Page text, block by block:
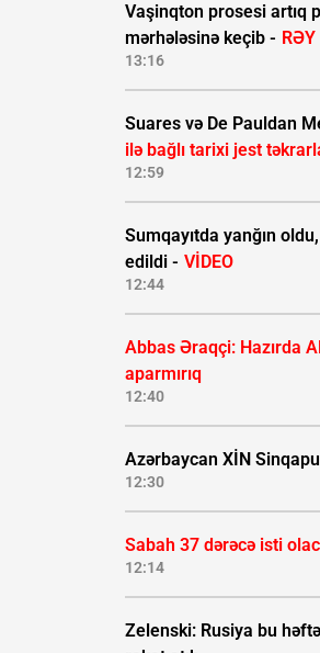
Vaşinqton prosesi artıq
mərhələsinə keçib - RƏY
13:16
Suares və De Pauldan
ilə bağlı tarixi jest
12:59
Sumqayıtda yanğın
edildi - VİDEO
12:44
Abbas Əraqçi: Hazırda
aparmırıq
12:40
Azərbaycan XİN
12:30
Sabah 37 dərəcə isti
12:14
Zelenski: Rusiya bu